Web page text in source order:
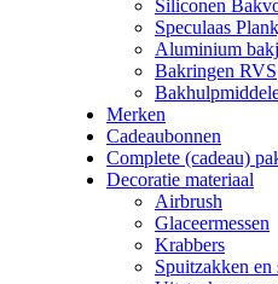
Siliconen
Speculaas
Aluminium
Bakringen RVS
Merken
Cadeaubonnen
Complete (cadeau)
Decoratie materiaal
Airbrush
Glaceermessen
Krabbers
Spuitzakken en